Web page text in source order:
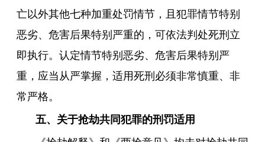
亡以外其他七种加重处罚情节，且犯罪情节特别
恶劣、危害后果特别严重的，可依法判处死刑立
即执行。认定情节特别恶劣、危害后果特别严
重，应当从严掌握，适用死刑必须非常慎重、非
常严格。
五、关于抢劫共同犯罪的刑罚适用